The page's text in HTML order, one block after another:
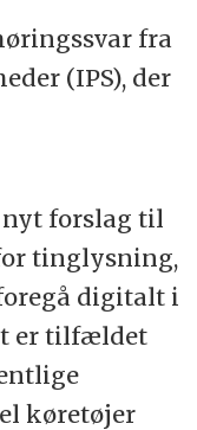
fra
(IPS), der
forslag til
tinglysning,
digitalt i
er tilfældet
køretøjer